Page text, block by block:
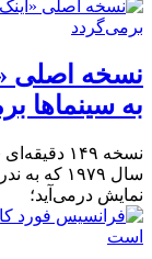
به سینماها
نسخه ۱۴۹
نمایش درمی‌آید؛